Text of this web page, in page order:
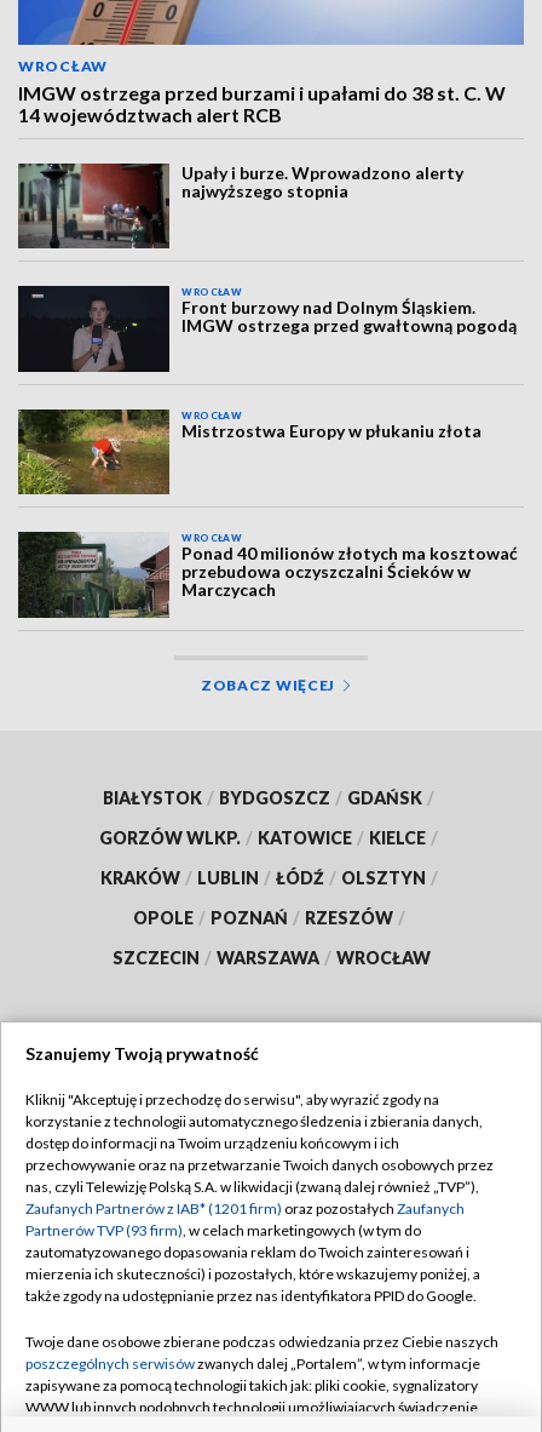
WROCŁAW
IMGW ostrzega przed burzami i upałami do 38 st. C. W
14 województwach alert RCB
Upały i burze. Wprowadzono alerty
najwyższego stopnia
WROCŁAW
Front burzowy nad Dolnym Śląskiem.
IMGW ostrzega przed gwałtowną pogodą
WROCŁAW
Mistrzostwa Europy w płukaniu złota
WROCŁAW
Ponad 40 milionów złotych ma kosztować
przebudowa oczyszczalni Ścieków w
Marczycach
ZOBACZ WIĘCEJ
BIAŁYSTOK / BYDGOSZCZ / GDAŃSK /
GORZÓW WLKP. / KATOWICE / KIELCE /
KRAKÓW / LUBLIN / ŁÓDŹ / OLSZTYN /
OPOLE / POZNAŃ / RZESZÓW /
SZCZECIN / WARSZAWA / WROCŁAW
TVP
Abonament TVP
Emisja w TVP
Centrum informacji TVP
Naziemna Telewizja Cyfrowa
Rada Programowa
System NOS
Regulamin TVP
Polityka prywatności
Moje zgody
Pomoc
Kontakt
Szanujemy Twoją prywatność
Kliknij "Akceptuję i przechodzę do serwisu", aby wyrazić zgody na
korzystanie z technologii automatycznego śledzenia i zbierania danych,
dostęp do informacji na Twoim urządzeniu końcowym i ich
przechowywanie oraz na przetwarzanie Twoich danych osobowych przez
nas, czyli Telewizję Polską S.A. w likwidacji (zwaną dalej również „TVP”),
Zaufanych Partnerów z IAB* (1201 firm) oraz pozostałych Zaufanych
Partnerów TVP (93 firm), w celach marketingowych (w tym do
zautomatyzowanego dopasowania reklam do Twoich zainteresowań i
mierzenia ich skuteczności) i pozostałych, które wskazujemy poniżej, a
także zgody na udostępnianie przez nas identyfikatora PPID do Google.
Twoje dane osobowe zbierane podczas odwiedzania przez Ciebie naszych
poszczególnych serwisówzwanych dalej „Portalem”, w tym informacje
zapisywane za pomocą technologii takich jak: pliki cookie, sygnalizatory
WWW lub innych podobnych technologii umożliwiających świadczenie